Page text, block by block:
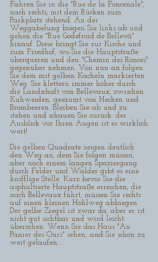
Fahren Sie in die "Rue de la Foncenale",
nach rechts, mit dem Rücken zum
Parkplatz stehend. An der
Weggabelung biegen Sie links ab und
gehen die "Rue Godefroid de Bellevâ"
hinauf. Diese bringt Sie zur Kirche und
zum Friedhof, wo Sie die Hauptstraße
überqueren und den "Chemin des Ronces"
gegenüber nehmen. Von nun an folgen
Sie dem mit gelben Kacheln markierten
Weg. Sie klettern immer höher durch
die Landschaft von Bellevaux, zwischen
Kuhweiden, gesäumt von Hecken und
Brombeeren. Bleiben Sie ab und zu
stehen und schauen Sie zurück: der
Ausblick vor Ihren Augen ist es wirklich
wert!
Die gelben Quadrate zeigen deutlich
den Weg an, dem Sie folgen müssen,
aber nach einem langen Spaziergang
durch Felder und Wälder gibt es eine
knifflige Stelle. Kurz bevor Sie die
asphaltierte Hauptstraße erreichen, die
nach Bellevaux führt, müssen Sie rechts
auf einen kleinen Hohlweg abbiegen.
Der gelbe Ziegel ist zwar da, aber er ist
nicht gut sichtbar und wird leicht
übersehen. Wenn Sie das Haus "Au
Panier des Ours" sehen, sind Sie schon zu
weit gelaufen....